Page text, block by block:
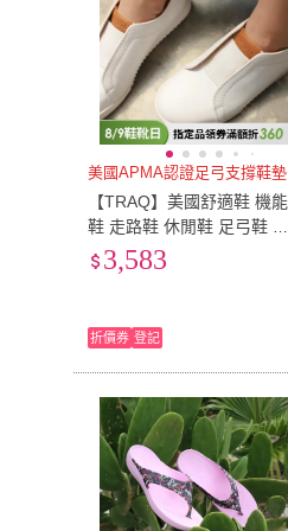
美國APMA認證足弓支撐鞋墊
【TRAQ】美國舒適鞋 機能
鞋 走路鞋 休閒鞋 足弓鞋 女
鞋 白色 REAH
3,583
折價券 登記